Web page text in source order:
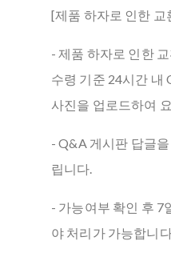
[제품 하자로 인한 교
- 제품 하자로 인한
수령 기준 24시간 내
사진을 업로드하여
- Q&A 게시판 답글
립니다.
- 가능여부 확인 후 7
야 처리가 가능합니